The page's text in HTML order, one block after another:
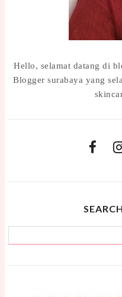
Hello, selamat datang di
Blogger surabaya yang